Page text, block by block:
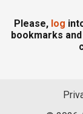
Please, log
bookmarks